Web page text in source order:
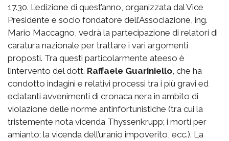
17.30. L’edizione di quest’anno, organizzata dal Vice
Presidente e socio fondatore dell’Associazione, ing.
Mario Maccagno, vedrà la partecipazione di relatori di
caratura nazionale per trattare i vari argomenti
proposti. Tra questi particolarmente ateeso è
l’intervento del dott. Raffaele Guariniello , che ha
condotto indagini e relativi processi tra i più gravi ed
eclatanti avvenimenti di cronaca nera in ambito di
violazione delle norme antinfortunistiche (tra cui la
tristemente nota vicenda Thyssenkrupp; i morti per
amianto; la vicenda dell’uranio impoverito, ecc.). La